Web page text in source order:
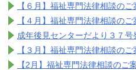
【６月】福祉専門法律相談のご
【４月】福祉専門法律相談のご
成年後見センターだより３７号
【３月】福祉専門法律相談のご
【2月】福祉専門法律相談のご